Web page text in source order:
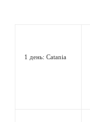
1 день: Catania